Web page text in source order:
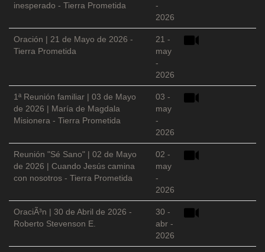
inesperado - Tierra Prometida
-
2026
Oración | 21 de Mayo de 2026 -
Tierra Prometida
21 -
may
-
2026
1ª Reunión familiar | 03 de Mayo
de 2026 | María de Magdala
Misionera - Tierra Prometida
03 -
may
-
2026
Reunión "Sé Sano" | 02 de Mayo
de 2026 | Cuando Jesús camina
con nosotros - Tierra Prometida
02 -
may
-
2026
OraciÃ³n | 30 de Abril de 2026 -
Roberto Stevenson E.
30 -
abr -
2026